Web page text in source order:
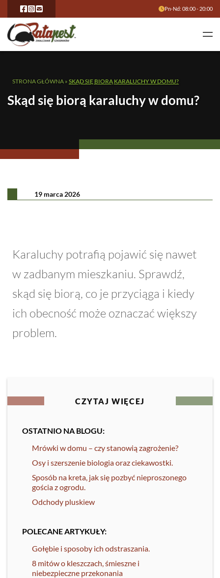
Pn-Nd: 08:00 - 20:00
STRONA GŁÓWNA » SKĄD SIĘ BIORĄ KARALUCHY W DOMU?
Skąd się biorą karaluchy w domu?
19 marca 2026
Karaluchy potrafią pojawić się nawet
w zadbanym mieszkaniu. Sprawdź,
skąd się biorą, co je przyciąga i kiedy
ich obecność może oznaczać większy
problem.
CZYTAJ WIĘCEJ
OSTATNIO NA BLOGU:
Mrówki w domu – czy stanowią zagrożenie?
Osy i szerszenie biologia oraz ciekawostki.
Sposób na kreta, jak się pozbyć nieproszonego
gościa z ogrodu.
Odchody pluskiew
POLECANE ARTYKUŁY:
Gołębie i sposoby ich odstraszania.
8 mitów o kleszczach, śmieszne i
niebezpieczne przekonania